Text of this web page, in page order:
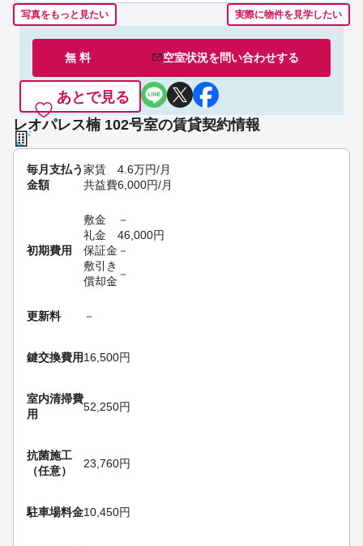
写真をもっと見たい 実際に物件を見学したい
無 料 空室状況を問い合わせする
あとで見る
レオパレス楠 102号室の賃貸契約情報
毎月支払う
金額
家賃 4.6万円/月
共益費6,000円/月
初期費用
敷金
－
礼金
46,000円
保証金 －
敷引き
償却金
－
更新料 －
鍵交換費用16,500円
室内清掃費
用
52,250円
抗菌施工
（任意）
23,760円
駐車場料金10,450円